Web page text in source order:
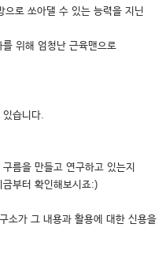
으로 쏘아댈 수 있는 능력을 지닌
위해 엄청난 근육맨으로
습니다.
름을 만들고 연구하고 있는지
부터 확인해보시죠:)
소가 그 내용과 활용에 대한 신용을